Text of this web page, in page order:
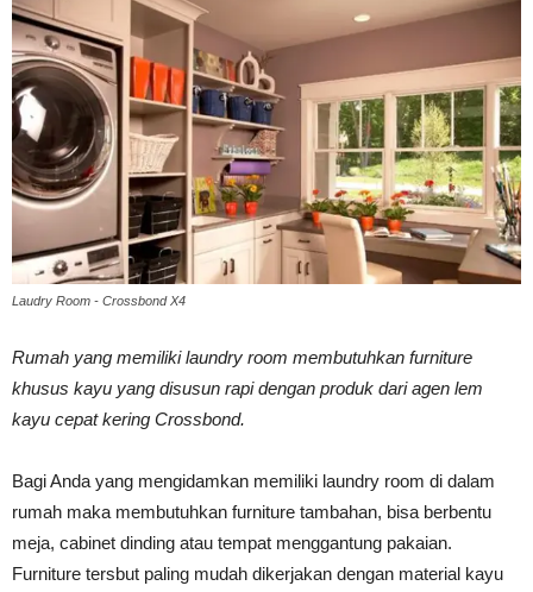
HPL,
Kertas,
Vinyl
Cepat
Laudry Room - Crossbond X4
Rumah yang memiliki laundry room membutuhkan furniture
khusus kayu yang disusun rapi dengan produk dari agen lem
kayu cepat kering Crossbond.
Bagi Anda yang mengidamkan memiliki laundry room di dalam
rumah maka membutuhkan furniture tambahan, bisa berbentu
meja, cabinet dinding atau tempat menggantung pakaian.
Furniture tersbut paling mudah dikerjakan dengan material kayu